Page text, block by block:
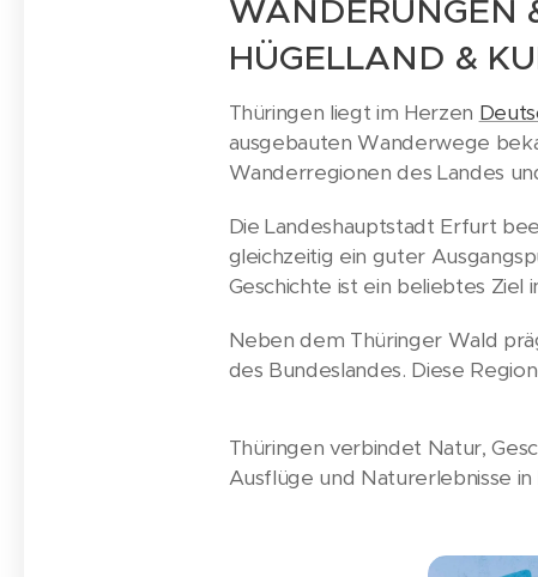
WANDERUNGEN
HÜGELLAND &
Thüringen liegt im Herzen
ausgebauten Wanderwege
Wanderregionen des Landes
Die Landeshauptstadt Erfurt
gleichzeitig ein guter
Geschichte ist ein beliebtes Ziel
Neben dem Thüringer Wald
des Bundeslandes. Diese
Thüringen verbindet Natur,
Ausflüge und Naturerlebnisse